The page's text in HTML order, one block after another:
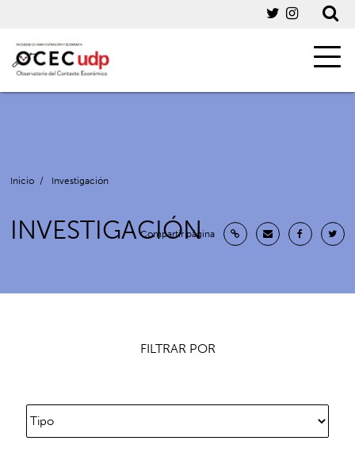
Inicio / Investigación
INVESTIGACIÓN
Compartir página
FILTRAR POR